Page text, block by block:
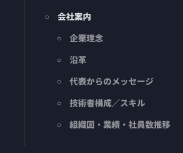
会社案内
企業理念
沿革
代表からのメッセージ
技術者構成／スキル
組織図・業績・社員数推移